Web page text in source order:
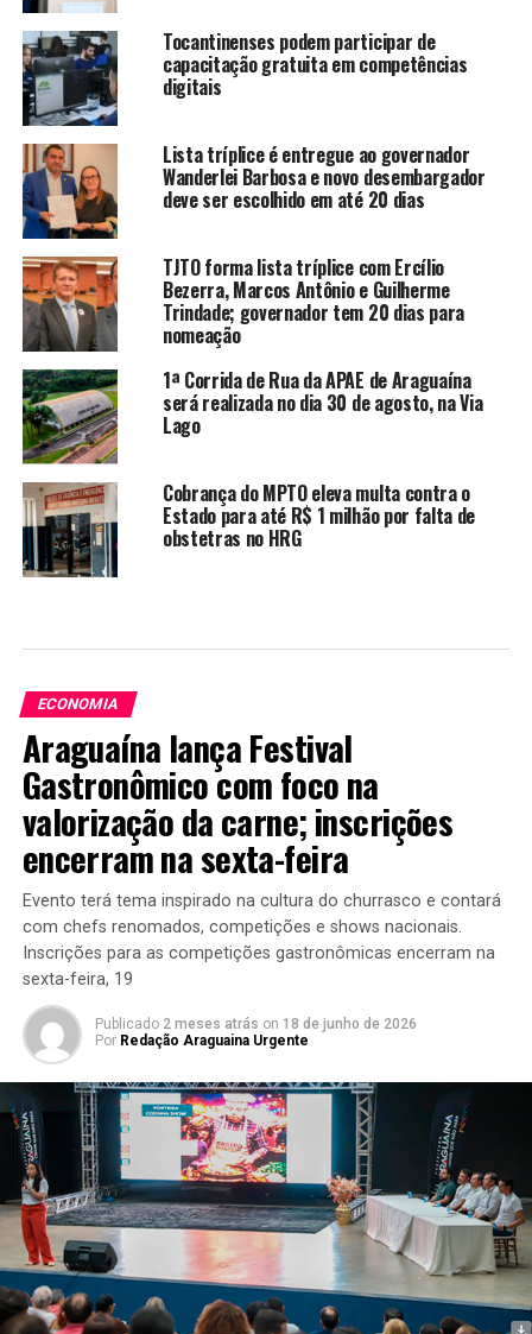
Tocantinenses podem participar de
capacitação gratuita em competências
digitais
Lista tríplice é entregue ao governador
Wanderlei Barbosa e novo desembargador
deve ser escolhido em até 20 dias
TJTO forma lista tríplice com Ercílio
Bezerra, Marcos Antônio e Guilherme
Trindade; governador tem 20 dias para
nomeação
1ª Corrida de Rua da APAE de Araguaína
será realizada no dia 30 de agosto, na Via
Lago
Cobrança do MPTO eleva multa contra o
Estado para até R$ 1 milhão por falta de
obstetras no HRG
ECONOMIA
Araguaína lança Festival
Gastronômico com foco na
valorização da carne; inscrições
encerram na sexta-feira
Evento terá tema inspirado na cultura do churrasco e contará
com chefs renomados, competições e shows nacionais.
Inscrições para as competições gastronômicas encerram na
sexta-feira, 19
Publicado 2 meses atrás on 18 de junho de 2026
Por Redação Araguaina Urgente